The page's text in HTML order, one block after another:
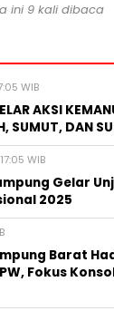
ini 9 kali dibaca
WIB
AKSI
SUMUT, DAN
WIB
Gelar
2025
Barat
Fokus